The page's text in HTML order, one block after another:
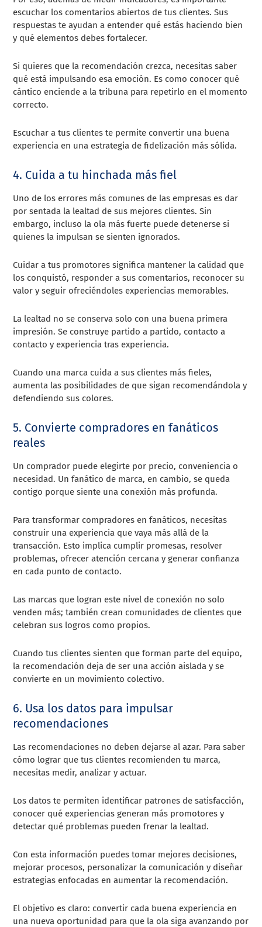
escuchar los comentarios abiertos de tus clientes. Sus
respuestas te ayudan a entender qué estás haciendo bien
y qué elementos debes fortalecer.
Si quieres que la recomendación crezca, necesitas saber
qué está impulsando esa emoción. Es como conocer qué
cántico enciende a la tribuna para repetirlo en el momento
correcto.
Escuchar a tus clientes te permite convertir una buena
experiencia en una estrategia de fidelización más sólida.
4. Cuida a tu hinchada más fiel
Uno de los errores más comunes de las empresas es dar
por sentada la lealtad de sus mejores clientes. Sin
embargo, incluso la ola más fuerte puede detenerse si
quienes la impulsan se sienten ignorados.
Cuidar a tus promotores significa mantener la calidad que
los conquistó, responder a sus comentarios, reconocer su
valor y seguir ofreciéndoles experiencias memorables.
La lealtad no se conserva solo con una buena primera
impresión. Se construye partido a partido, contacto a
contacto y experiencia tras experiencia.
Cuando una marca cuida a sus clientes más fieles,
aumenta las posibilidades de que sigan recomendándola y
defendiendo sus colores.
5. Convierte compradores en fanáticos
reales
Un comprador puede elegirte por precio, conveniencia o
necesidad. Un fanático de marca, en cambio, se queda
contigo porque siente una conexión más profunda.
Para transformar compradores en fanáticos, necesitas
construir una experiencia que vaya más allá de la
transacción. Esto implica cumplir promesas, resolver
problemas, ofrecer atención cercana y generar confianza
en cada punto de contacto.
Las marcas que logran este nivel de conexión no solo
venden más; también crean comunidades de clientes que
celebran sus logros como propios.
Cuando tus clientes sienten que forman parte del equipo,
la recomendación deja de ser una acción aislada y se
convierte en un movimiento colectivo.
6. Usa los datos para impulsar
recomendaciones
Las recomendaciones no deben dejarse al azar. Para saber
cómo lograr que tus clientes recomienden tu marca,
necesitas medir, analizar y actuar.
Los datos te permiten identificar patrones de satisfacción,
conocer qué experiencias generan más promotores y
detectar qué problemas pueden frenar la lealtad.
Con esta información puedes tomar mejores decisiones,
mejorar procesos, personalizar la comunicación y diseñar
estrategias enfocadas en aumentar la recomendación.
El objetivo es claro: convertir cada buena experiencia en
una nueva oportunidad para que la ola siga avanzando por